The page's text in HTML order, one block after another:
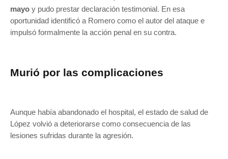
mayo y pudo prestar declaración testimonial. En esa
oportunidad identificó a Romero como el autor del ataque e
impulsó formalmente la acción penal en su contra.
Murió por las complicaciones
Aunque había abandonado el hospital, el estado de salud de
López volvió a deteriorarse como consecuencia de las
lesiones sufridas durante la agresión.